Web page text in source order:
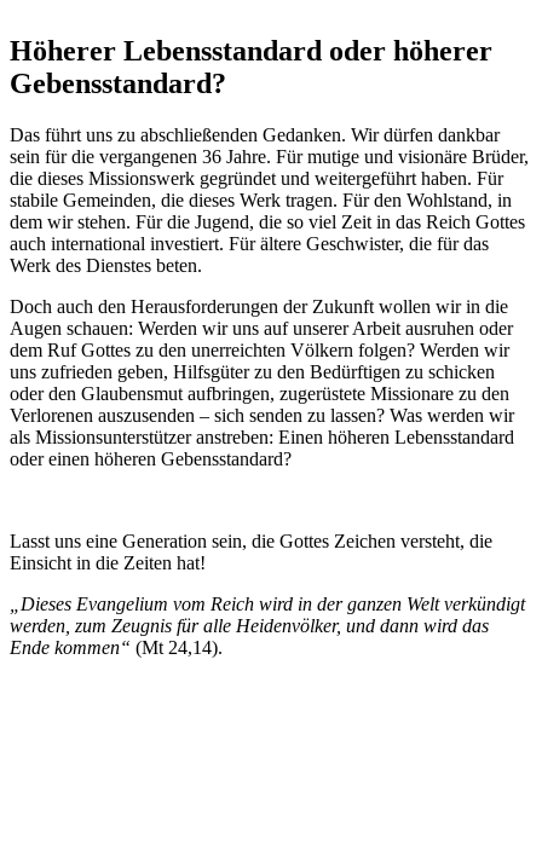
Höherer Lebensstandard oder höherer
Gebensstandard?
Das führt uns zu abschließenden Gedanken. Wir dürfen dankbar
sein für die vergangenen 36 Jahre. Für mutige und visionäre Brüder,
die dieses Missionswerk gegründet und weitergeführt haben. Für
stabile Gemeinden, die dieses Werk tragen. Für den Wohlstand, in
dem wir stehen. Für die Jugend, die so viel Zeit in das Reich Gottes
auch international investiert. Für ältere Geschwister, die für das
Werk des Dienstes beten.
Doch auch den Herausforderungen der Zukunft wollen wir in die
Augen schauen: Werden wir uns auf unserer Arbeit ausruhen oder
dem Ruf Gottes zu den unerreichten Völkern folgen? Werden wir
uns zufrieden geben, Hilfsgüter zu den Bedürftigen zu schicken
oder den Glaubensmut aufbringen, zugerüstete Missionare zu den
Verlorenen auszusenden – sich senden zu lassen? Was werden wir
als Missionsunterstützer anstreben: Einen höheren Lebensstandard
oder einen höheren Gebensstandard?
Lasst uns eine Generation sein, die Gottes Zeichen versteht, die
Einsicht in die Zeiten hat!
„Dieses Evangelium vom Reich wird in der ganzen Welt verkündigt
werden, zum Zeugnis für alle Heidenvölker, und dann wird das
Ende kommen“ (Mt 24,14).